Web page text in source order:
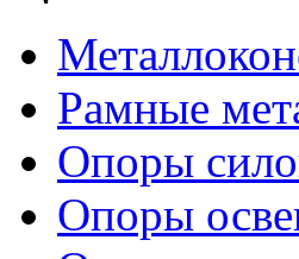
Рамные
Опоры
Опоры